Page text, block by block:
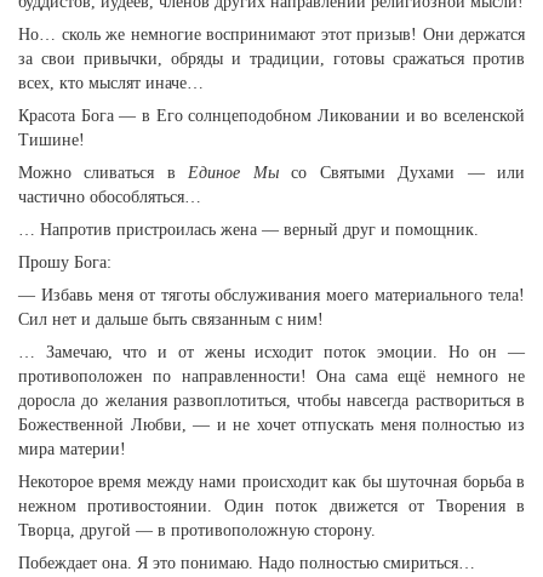
Но… сколь же немногие воспринимают этот призыв! Они держатся
за свои привычки, обряды и традиции, готовы сражаться против
всех, кто мыслят иначе…
Красота Бога — в Его солнцеподобном Ликовании и во вселенской
Тишине!
Можно сливаться вЕдиное Мысо Святыми Духами — или
частично обособляться…
… Напротив пристроилась жена — верный друг и помощник.
Прошу Бога:
— Избавь меня от тяготы обслуживания моего материального тела!
Сил нет и дальше быть связанным с ним!
… Замечаю, что и от жены исходит поток эмоции. Но он —
противоположен по направленности! Она сама ещё немного не
доросла до желания развоплотиться, чтобы навсегда раствориться в
Божественной Любви, — и не хочет отпускать меня полностью из
мира материи!
Некоторое время между нами происходит как бы шуточная борьба в
нежном противостоянии. Один поток движется от Творения в
Творца, другой — в противоположную сторону.
Побеждает она. Я это понимаю. Надо полностью смириться…